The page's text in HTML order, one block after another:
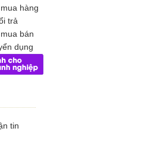
hàng
trả
bán
dụng
tin